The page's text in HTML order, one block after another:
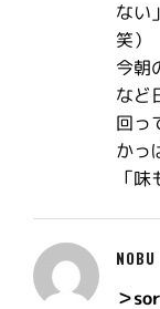
ない
笑）
今朝
など
回っ
かっ
「
NOBU
＞